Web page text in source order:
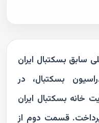
سابق بسکتبال ایران
بسکتبال، در
خانه بسکتبال ایران
قسمت دوم از